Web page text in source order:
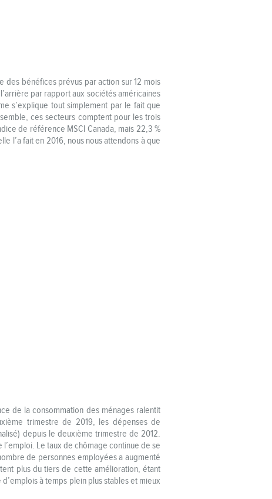
des bénéfices prévus par action sur 12 mois
par rapport aux sociétés américaines
s’explique tout simplement par le fait que
ces secteurs comptent pour les trois
de référence MSCI Canada, mais 22,3 %
l’a fait en 2016, nous nous attendons à que
de la consommation des ménages ralentit
trimestre de 2019, les dépenses de
depuis le deuxième trimestre de 2012.
Le taux de chômage continue de se
de personnes employées a augmenté
plus du tiers de cette amélioration, étant
à temps plein plus stables et mieux